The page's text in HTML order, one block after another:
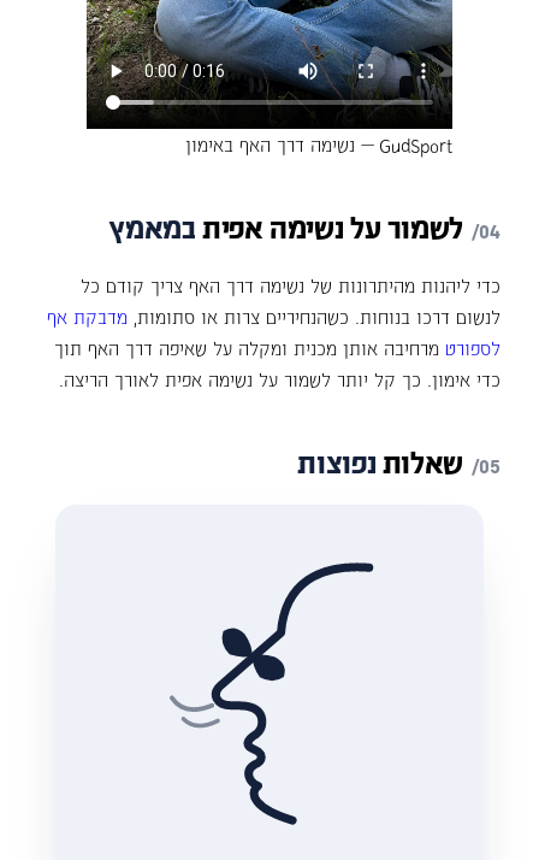
GudSport — נשימה דרך האף באימון
לשמורעלנשימה אפיתבמאמץ
כדי ליהנות מהיתרונות של נשימה דרך האף צריך קודם כל
לנשום דרכו בנוחות. כשהנחיריים צרות או סתומות, מדבקת אף
לספורט מרחיבה אותן מכנית ומקלה על שאיפה דרך האף תוך
כדי אימון. כך קל יותר לשמור על נשימה אפית לאורך הריצה.
שאלותנפוצות